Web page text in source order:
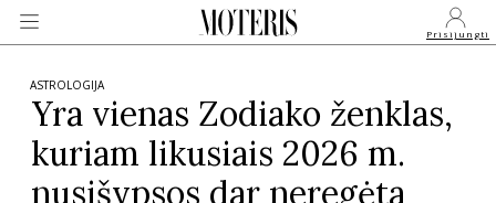
Prisijungti
VEIDAI
ASTROLOGIJA
Yra vienas Zodiako ženklas,
kuriam likusiais 2026 m.
nusišypsos dar neregėta